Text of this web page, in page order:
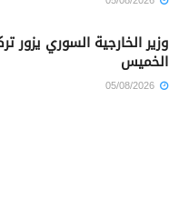
وزير الخارجية السوري يزور
الخميس